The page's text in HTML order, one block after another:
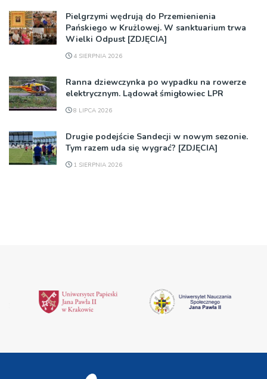
Pielgrzymi wędrują do Przemienienia
Pańskiego w Krużlowej. W sanktuarium trwa
Wielki Odpust [ZDJĘCIA]
4 SIERPNIA 2026
Ranna dziewczynka po wypadku na rowerze
elektrycznym. Lądował śmigłowiec LPR
8 LIPCA 2026
Drugie podejście Sandecji w nowym sezonie.
Tym razem uda się wygrać? [ZDJĘCIA]
1 SIERPNIA 2026